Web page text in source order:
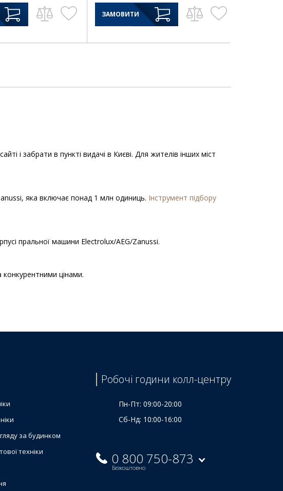
ЗАМОВИТИ
забрати в пункті видачі в Києві. Для жителів інших міст
яка включає понад 1 млн одиниць. Інструмент підбору
пральної машини Electrolux/AEG/Zanussi.
цінами.
5255 ₴
6215 ₴
за будинком
техніки
Робочі години колл-центру
Пн-Пт: 09:00-20:00
Сб-Нд: 10:00-16:00
0 800 750-873
Безкоштовно